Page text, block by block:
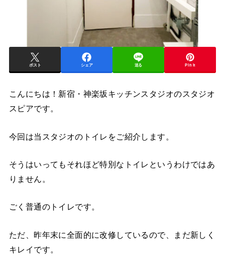
ポスト シェア 送る Pin it
こんにちは！新宿・神楽坂キッチンスタジオのスタジオ
スピアです。
今回は当スタジオのトイレをご紹介します。
そうはいってもそれほど特別なトイレというわけではあ
りません。
ごく普通のトイレです。
ただ、昨年末に全面的に改修しているので、まだ新しく
キレイです。